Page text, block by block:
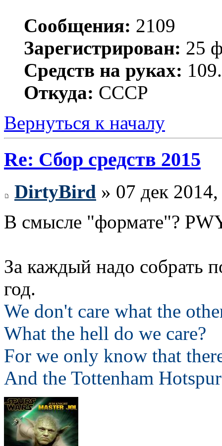
Сообщения: 2109
Зарегистрирован: 25
Средств на руках:
Откуда: СССР
Вернуться к началу
Re: Сбор средств 2015
DirtyBird » 07 дек
В смысле "формате"?
За каждый надо собрать
год.
We don't care what the
What the hell do we care?
For we only know that
And the Tottenham